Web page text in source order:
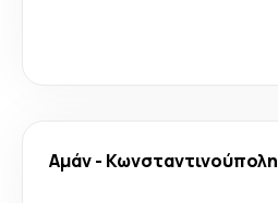
Αμάν- Κωνσταντινούπολη